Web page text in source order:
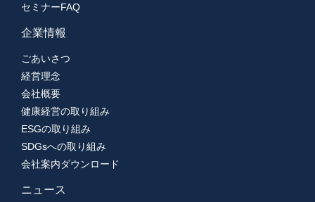
セミナーFAQ
企業情報
ごあいさつ
経営理念
会社概要
健康経営の取り組み
ESGの取り組み
SDGsへの取り組み
会社案内ダウンロード
ニュース